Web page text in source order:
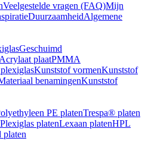
Veelgestelde vragen (FAQ)Mijn
DuurzaamheidAlgemene
Geschuimd
Acrylaat plaatPMMA
Kunststof vormenKunststof
benamingenKunststof
PE platenTrespa® platen
Plexiglas platenLexaan platenHPL
platen